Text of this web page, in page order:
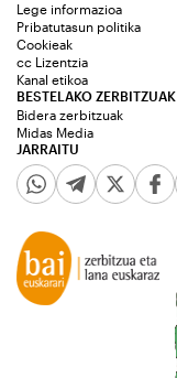
JARRAITU
Lege informazioa
Pribatutasun politika
Cookieak
cc Lizentzia
Kanal etikoa
BESTELAKO ZERBITZUAK
Bidera zerbitzuak
Midas Media